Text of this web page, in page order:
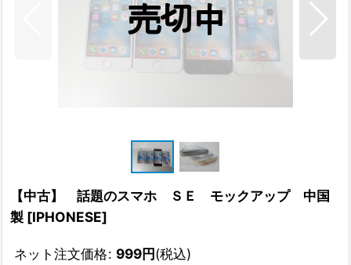
【中古】 話題のスマホ ＳＥ モックアップ 中国
製 [IPHONESE]
ネット注文価格: 999円(税込)